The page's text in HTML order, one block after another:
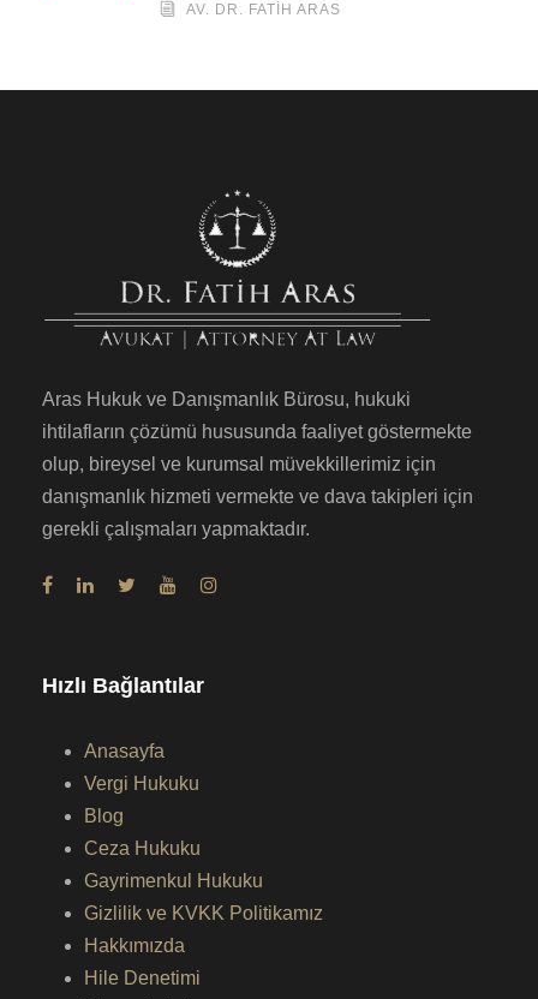
AV. DR. FATIH ARAS
Aras Hukuk ve Danışmanlık Bürosu, hukuki
ihtilafların çözümü hususunda faaliyet göstermekte
olup, bireysel ve kurumsal müvekkillerimiz için
danışmanlık hizmeti vermekte ve dava takipleri için
gerekli çalışmaları yapmaktadır.
Hızlı Bağlantılar
Anasayfa
Vergi Hukuku
Blog
Ceza Hukuku
Gayrimenkul Hukuku
Gizlilik ve KVKK Politikamız
Hakkımızda
Hile Denetimi